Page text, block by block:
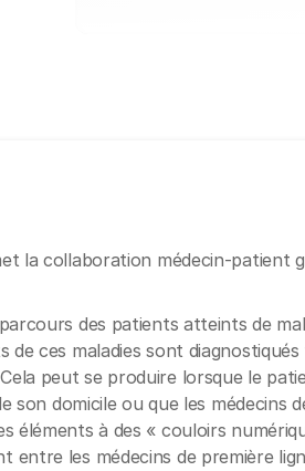
la collaboration médecin-patient
des patients atteints de
ces maladies sont
peut se produire lorsque le
son domicile ou que les médecins
éléments à des « couloirs
les médecins de première